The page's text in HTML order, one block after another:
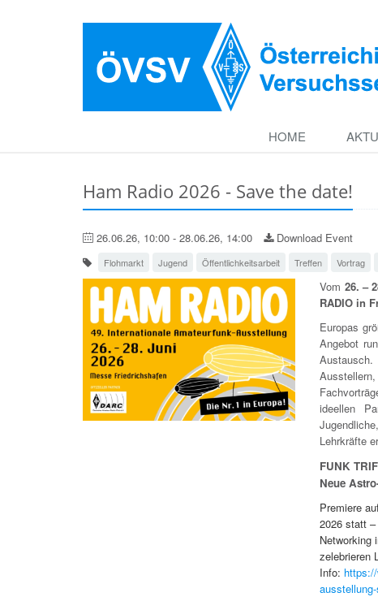
HOME
Ham Radio 2026 - Save the date!
26.06.26, 10:00 - 28.06.26, 14:00 Download Event
Flohmarkt Jugend Öffentlichkeitsarbeit Treffen Vortrag
Vom 26. –
RADIO in
Europas
Angebot
ideellen
Lehrkräfte
FUNK
Neue
Premiere
2026 statt
Networking
zelebrieren
Info: